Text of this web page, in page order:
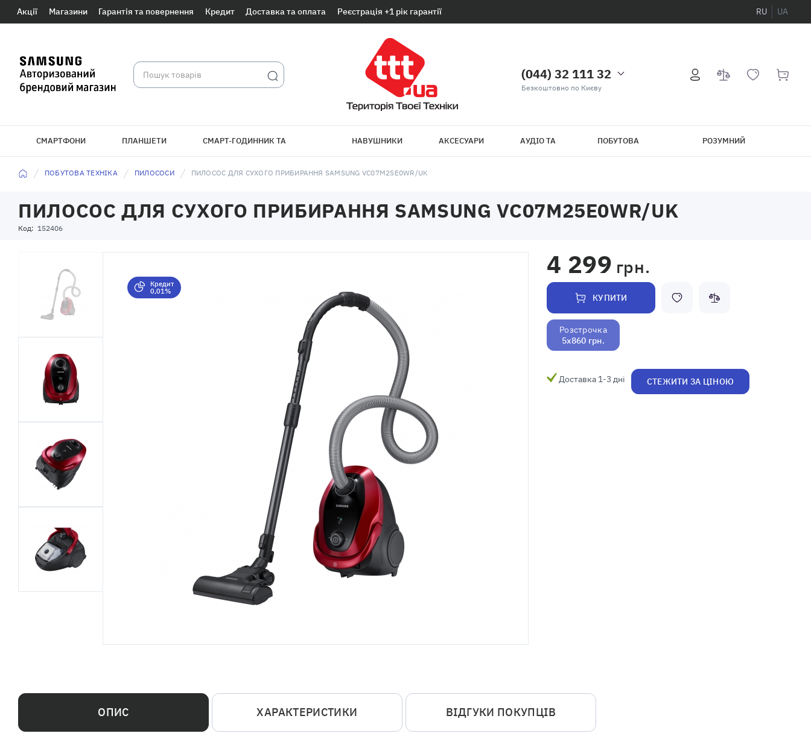
Акції Магазини Гарантія та повернення Кредит Доставка та оплата Реєстрація +1 рік гарантії RU UA
(044) 32 111 32
Безкоштовно по Києву
СМАРТФОНИ ПЛАНШЕТИ СМАРТ-ГОДИННИК ТА
БРАСЛЕТИ
НАВУШНИКИ АКСЕСУАРИ АУДІО ТА ПОБУТОВА РОЗУМНИЙ
ПОБУТОВА ТЕХНІКА ПИЛОСОСИ ПИЛОСОС ДЛЯ СУХОГО ПРИБИРАННЯ SAMSUNG VC07M25E0WR/UK
ПИЛОСОС ДЛЯ СУХОГО ПРИБИРАННЯ SAMSUNG VC07M25E0WR/UK
Код: 152406
Кредит
0,01%
4 299 грн.
КУПИТИ
Розстрочка
5x860 грн.
Доставка 1-3 дні СТЕЖИТИ ЗА ЦІНОЮ
ОПИС ХАРАКТЕРИСТИКИ ВІДГУКИ ПОКУПЦІВ